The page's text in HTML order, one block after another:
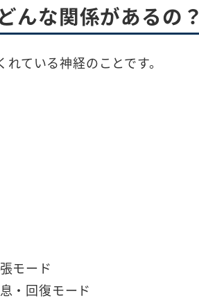
んな関係があるの？
ている神経のことです。
モード
・回復モード